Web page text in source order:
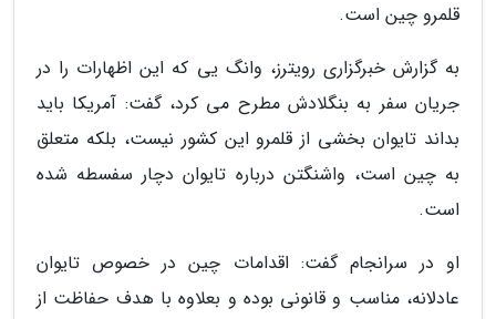
قلمرو چین است.
به گزارش خبرگزاری رویترز، وانگ یی که این اظهارات را در
جریان سفر به بنگلادش مطرح می کرد، گفت: آمریکا باید
بداند تایوان بخشی از قلمرو این کشور نیست، بلکه متعلق
به چین است، واشنگتن درباره تایوان دچار سفسطه شده
است.
او در سرانجام گفت: اقدامات چین در خصوص تایوان
عادلانه، مناسب و قانونی بوده و بعلاوه با هدف حفاظت از